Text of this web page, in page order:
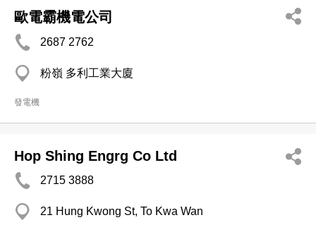
歐電霸機電公司
2687 2762
粉嶺 多利工業大廈
發電機
Hop Shing Engrg Co Ltd
2715 3888
21 Hung Kwong St, To Kwa Wan